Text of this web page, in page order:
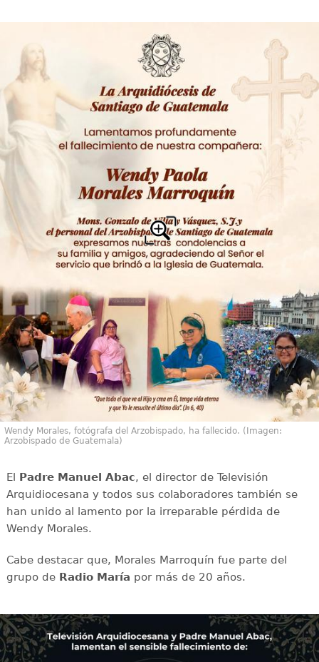
Wendy Morales, fotógrafa del Arzobispado, ha fallecido. (Imagen:
Arzobispado de Guatemala)
El Padre Manuel Abac, el director de Televisión
Arquidiocesana y todos sus colaboradores también se
han unido al lamento por la irreparable pérdida de
Wendy Morales.
Cabe destacar que, Morales Marroquín fue parte del
grupo de Radio María por más de 20 años.